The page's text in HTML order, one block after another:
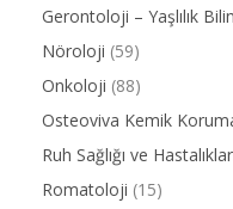
Gerontoloji – Yaşlılık
Nöroloji (59)
Onkoloji (88)
Osteoviva Kemik
Ruh Sağlığı ve
Romatoloji (15)